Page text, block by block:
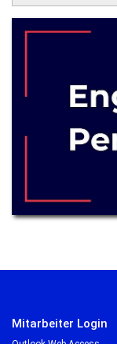
Mitarbeiter Login